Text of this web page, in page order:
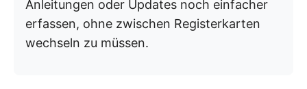
Anleitungen oder Updates noch einfacher
erfassen, ohne zwischen Registerkarten
wechseln zu müssen.